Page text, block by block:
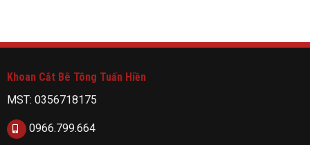
Khoan Cắt Bê Tông Tuấn Hiền
MST: 0356718175
0966.799.664